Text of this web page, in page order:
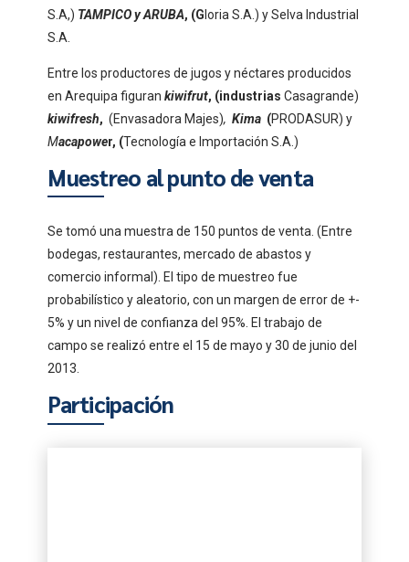
S.A,) TAMPICO y ARUBA, (Gloria S.A.) y Selva Industrial
S.A.
Entre los productores de jugos y néctares producidos
en Arequipa figurankiwifrut, (industriasCasagrande)
kiwifresh, (Envasadora Majes),Kima (PRODASUR) y
Macapower, (Tecnología e Importación S.A.)
Muestreo al punto de venta
Se tomó una muestra de 150 puntos de venta. (Entre
bodegas, restaurantes, mercado de abastos y
comercio informal). El tipo de muestreo fue
probabilístico y aleatorio, con un margen de error de +-
5% y un nivel de confianza del 95%. El trabajo de
campo se realizó entre el 15 de mayo y 30 de junio del
2013.
Participación